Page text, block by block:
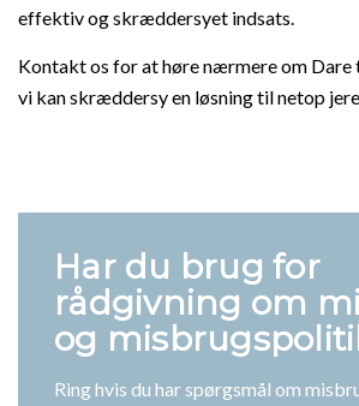
effektiv og skræddersyet indsats.
Kontakt os for at høre nærmere om Dare
vi kan skræddersy en løsning til netop
Har du brug for
rådgivning om
og
Ring hvis du har spørgsmål om